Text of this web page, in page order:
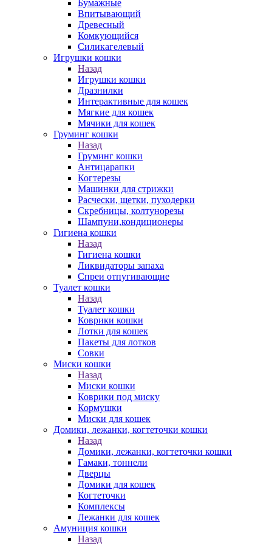
Бумажные
Впитывающий
Древесный
Комкующийся
Силикагелевый
Игрушки кошки
Назад
Игрушки кошки
Дразнилки
Интерактивные для кошек
Мягкие для кошек
Мячики для кошек
Груминг кошки
Назад
Груминг кошки
Антицарапки
Когтерезы
Машинки для стрижки
Расчески, щетки, пуходерки
Скребницы, колтунорезы
Шампуни,кондиционеры
Гигиена кошки
Назад
Гигиена кошки
Ликвидаторы запаха
Спреи отпугивающие
Туалет кошки
Назад
Туалет кошки
Коврики кошки
Лотки для кошек
Пакеты для лотков
Совки
Миски кошки
Назад
Миски кошки
Коврики под миску
Кормушки
Миски для кошек
Домики, лежанки, когтеточки кошки
Назад
Домики, лежанки, когтеточки кошки
Гамаки, тоннели
Дверцы
Домики для кошек
Когтеточки
Комплексы
Лежанки для кошек
Амуниция кошки
Назад